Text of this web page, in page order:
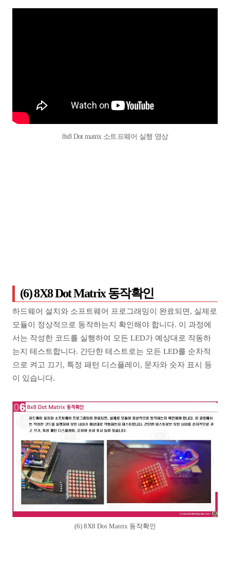
8x8 Dot matrix 소트프웨어 실행 영상
(6) 8X8 Dot Matrix 동작확인
하드웨어 설치와 소프트웨어 프로그래밍이 완료되면, 실제로
모듈이 정상적으로 동작하는지 확인해야 합니다. 이 과정에
서는 작성한 코드를 실행하여 모든 LED가 예상대로 작동하
는지 테스트합니다. 간단한 테스트로는 모든 LED를 순차적
으로 켜고 끄기, 특정 패턴 디스플레이, 문자와 숫자 표시 등
이 있습니다.
(6) 8X8 Dot Matrix 동작확인